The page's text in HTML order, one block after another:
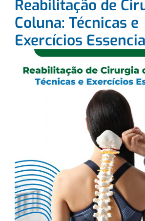
Reabilitação de
Coluna: Técnicas e
Exercícios